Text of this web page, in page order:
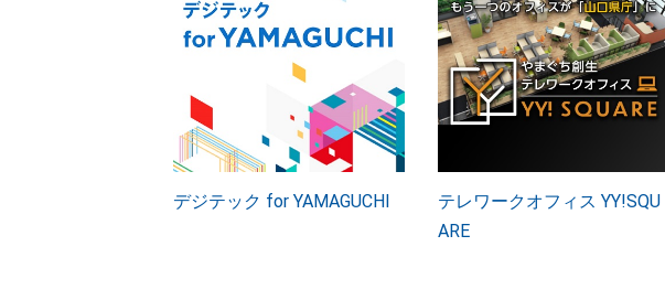
デジテック for YAMAGUCHI
テレワークオフィス YY!SQU
ARE